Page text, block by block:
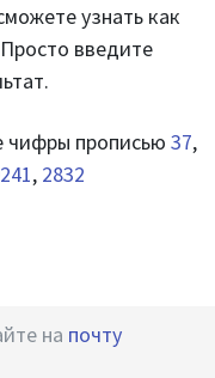
узнать как
введите
чифры прописью 37,
, 2832
на почту